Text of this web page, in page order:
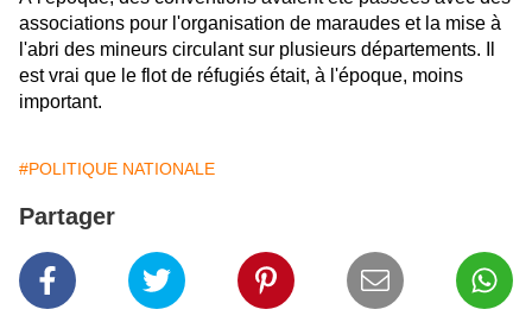
associations pour l'organisation de maraudes et la mise à
l'abri des mineurs circulant sur plusieurs départements. Il
est vrai que le flot de réfugiés était, à l'époque, moins
important.
#POLITIQUE NATIONALE
Partager